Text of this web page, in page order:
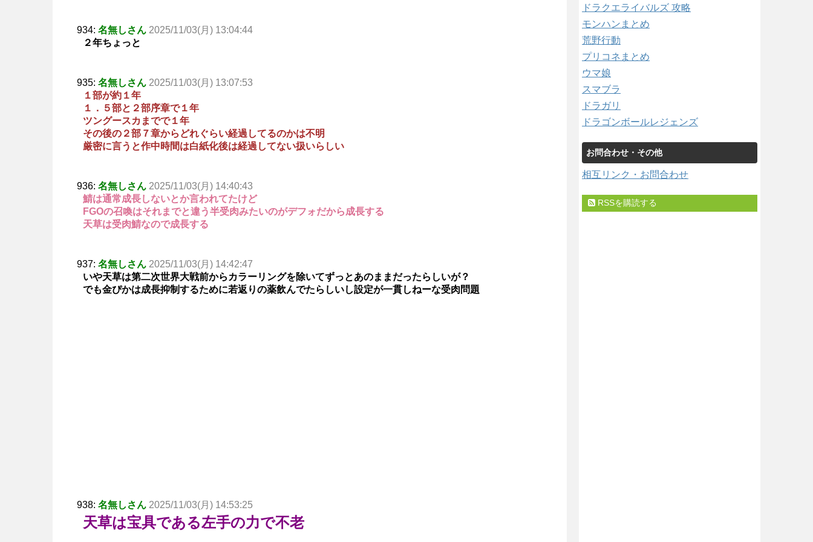
934: 名無しさん 2025/11/03(月) 13:04:44
２年ちょっと
935: 名無しさん 2025/11/03(月) 13:07:53
１部が約１年
１．５部と２部序章で１年
ツングースカまでで１年
その後の２部７章からどれぐらい経過してるのかは不明
厳密に言うと作中時間は白紙化後は経過してない扱いらしい
936: 名無しさん 2025/11/03(月) 14:40:43
鯖は通常成長しないとか言われてたけど
FGOの召喚はそれまでと違う半受肉みたいのがデフォだから成長する
天草は受肉鯖なので成長する
937: 名無しさん 2025/11/03(月) 14:42:47
いや天草は第二次世界大戦前からカラーリングを除いてずっとあのままだったらしいが？
でも金ぴかは成長抑制するために若返りの薬飲んでたらしいし設定が一貫しねーな受肉問題
938: 名無しさん 2025/11/03(月) 14:53:25
天草は宝具である左手の力で不老
ドラクエライバルズ 攻略
モンハンまとめ
荒野行動
プリコネまとめ
ウマ娘
スマブラ
ドラガリ
ドラゴンボールレジェンズ
お問合わせ・その他
相互リンク・お問合わせ
RSSを購読する